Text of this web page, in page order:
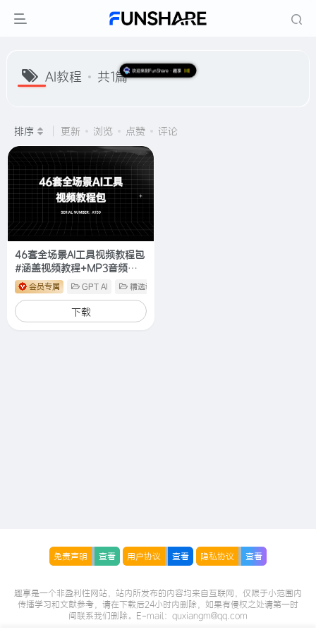
欢迎来到FunShare·趣享
AI教程 共1篇
排序 更新 浏览 点赞 评论
46套全场景AI工具视频教程包
#涵盖视频教程+MP3音频
+PDF文字版【价值上万】
#A930
会员专属 GPT AI 精选课程
下载
免责声明 查看 用户协议 查看 隐私协议 查看
趣享是一个非盈利性网站，站内所发布的内容均来自互联网，仅限于小范围内
传播学习和文献参考，请在下载后24小时内删除，如果有侵权之处请第一时
间联系我们删除。E-mail：quxiangm@qq.com